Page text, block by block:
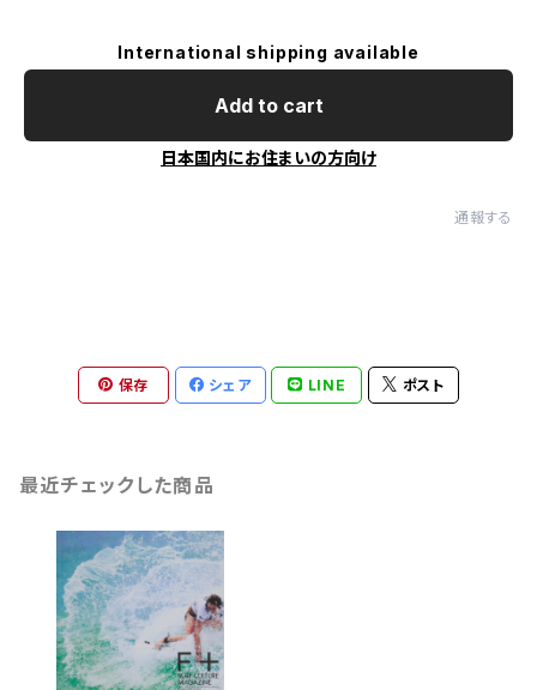
International shipping available
Add to cart
日本国内にお住まいの方向け
通報する
保存 シェア LINE ポスト
最近チェックした商品